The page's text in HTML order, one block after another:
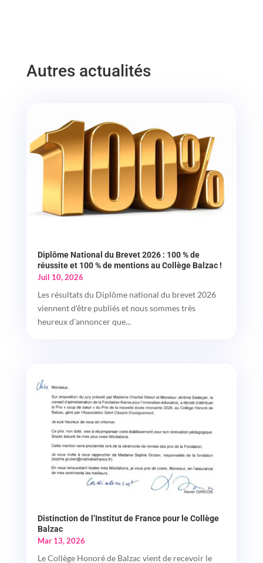
Autres actualités
Diplôme National du Brevet 2026 : 100 % de
réussite et 100 % de mentions au Collège Balzac !
Juil 10, 2026
Les résultats du Diplôme national du brevet 2026
viennent d'être publiés et nous sommes très
heureux d'annoncer que...
Distinction de l’Institut de France pour le Collège
Balzac
Mar 13, 2026
Le Collège Honoré de Balzac vient de recevoir le